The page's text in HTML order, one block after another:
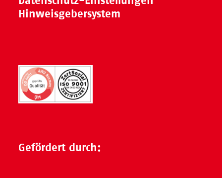
Hinweisgebersystem
Gefördert durch: